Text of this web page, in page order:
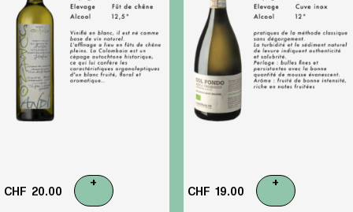
CHF 20.00
+
CHF 19.00
+